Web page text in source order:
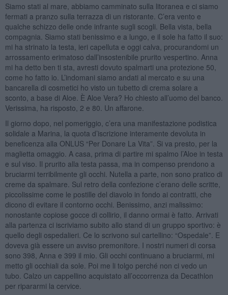
Siamo stati al mare, abbiamo camminato sulla litoranea e ci siamo
fermati a pranzo sulla terrazza di un ristorante. C’era vento e
qualche schizzo delle onde infrante sugli scogli. Bella vista, bella
compagnia. Siamo stati benissimo e a lungo, e il sole ha fatto il suo:
mi ha strinato la testa, ieri capelluta e oggi calva, procurandomi un
arrossamento erimatoso dall’insostenibile prurito vespertino. Anna
mi ha detto ben ti sta, avresti dovuto spalmarti una protezione 50,
come ho fatto io. L’indomani siamo andati al mercato e su una
bancarella di cosmetici ho visto un tubetto di crema solare a
sconto, a base di Aloe. È Aloe Vera? Ho chiesto all’uomo del banco.
Verissima, ha risposto, 2 e 80. Un affarone.
Il giorno dopo, nel pomeriggio, c’era una manifestazione podistica
solidale a Marina, la quota d’iscrizione interamente devoluta in
beneficenza alla ONLUS “Per Donare La Vita”. Si va presto, per la
maglietta omaggio. A casa, prima di partire mi spalmo l’Aloe in testa
e sul viso. Il prurito alla testa passa, ma in compenso prendono a
bruciarmi terribilmente gli occhi. Nutella a parte, non sono pratico di
creme da spalmare. Sul retro della confezione c’erano delle scritte,
piccolissime come le postille del diavolo in fondo ai contratti, che
dicono di evitare il contorno occhi. Benissimo, anzi malissimo:
nonostante copiose gocce di collirio, il danno ormai è fatto. Arrivati
alla partenza ci iscriviamo subito allo stand di un gruppo sportivo: è
quello degli ospedalieri. Ce lo scrivono sul cartellino: “Ospedale”. E
doveva già essere un avviso premonitore. I nostri numeri di corsa
sono 398, Anna e 399 il mio. Gli occhi continuano a bruciarmi, mi
metto gli occhiali da sole. Poi me li tolgo perché non ci vedo un
tubo. Calzo un cappellino acquistato all’occorrenza da Decathlon
per ripararmi la cervice.